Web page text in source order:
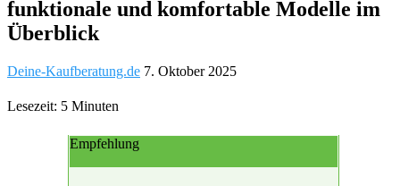
funktionale und komfortable Modelle im
Überblick
Deine-Kaufberatung.de 7. Oktober 2025
Lesezeit: 5 Minuten
Empfehlung